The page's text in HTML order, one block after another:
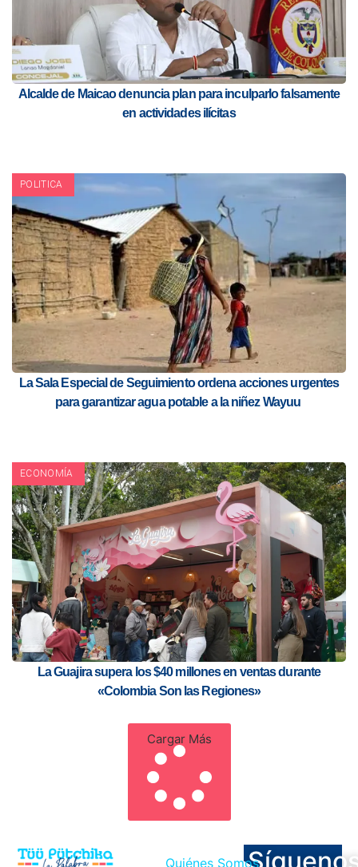
Alcalde de Maicao denuncia plan para inculparlo falsamente
en actividades ilícitas
POLITICA
La Sala Especial de Seguimiento ordena acciones urgentes
para garantizar agua potable a la niñez Wayuu
ECONOMÍA
La Guajira supera los $40 millones en ventas durante
«Colombia Son las Regiones»
Cargar Más
Quiénes Somos